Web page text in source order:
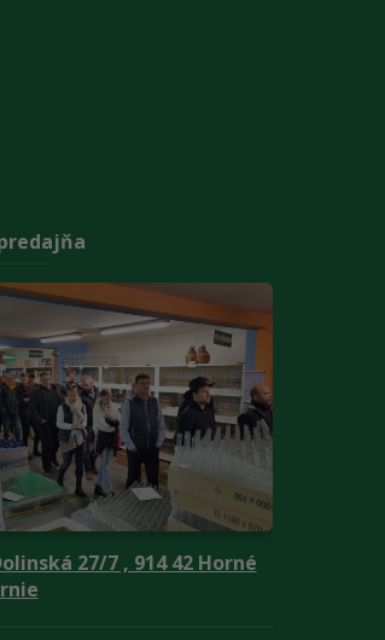
27/7 , 914 42 Horné